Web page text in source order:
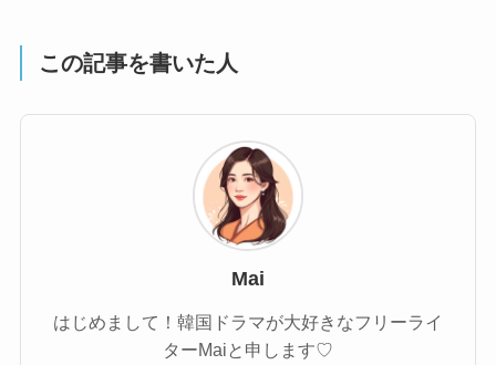
この記事を書いた人
Mai
はじめまして！韓国ドラマが大好きなフリーライ
ターMaiと申します♡